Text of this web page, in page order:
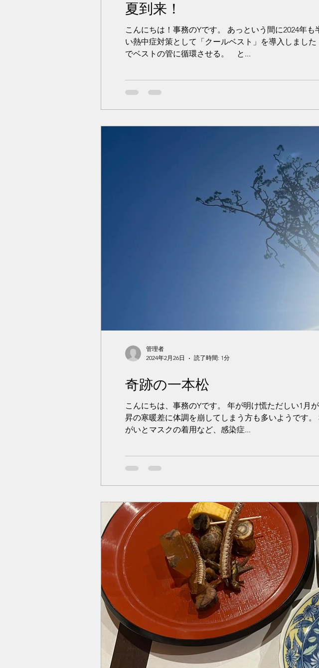
夏到来！
こんにちは！事務のYです。 あっという間に2024年
い熱中症対策として「クールベスト」を導入しまし
でベストの管に循環させる。 と...
奇跡の一本松
こんにちは、事務のYです。 年が明け慌ただしい1月
昇の寒暖差に体調を崩してしまう方も多いようです
がいとマスクの着用など、感染症...
管理者
2024年2月26日
読了時間: 1分